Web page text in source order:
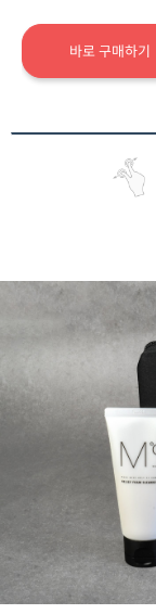
바로 구매하기